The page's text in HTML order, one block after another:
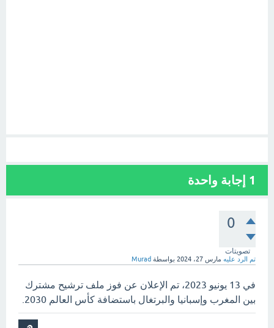
1 إجابة واحدة
0
تصويتات
تم الرد عليه مارس 27، 2024 بواسطة Murad
في 13 يونيو 2023، تم الإعلان عن فوز ملف ترشيح مشترك
بين المغرب وإسبانيا والبرتغال باستضافة كأس العالم 2030.